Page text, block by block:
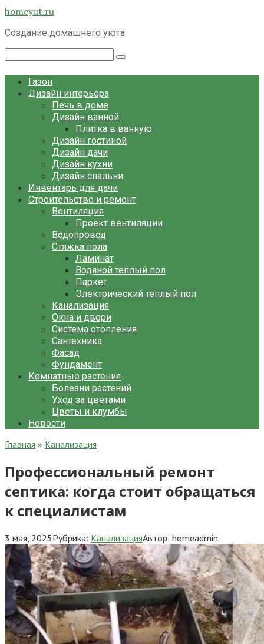
Перейти
контенту
homeyut.ru
Создание домашнего уюта
Газон
Дизайн интерьера
Печь в доме
Дизайн ванной
Плитка в ванную
Дизайн гостиной
Дизайн дачи
Дизайн кухни
Дизайн спальни
Инвентарь для дачи
Строительство и ремонт
Вентиляция
Проект вентиляции
Водопровод
Стяжка пола
Ламинат
Водяной теплый пол
Паркет
Электрический теплый пол
Канализация
Окна и двери
Система отопления
Сантехника
Фасад
Фундамент
Комнатные растения
Болезни растений
Уход за цветами
Цветы и клумбы
Новости
Главная » Канализация
Профессиональный ремонт
септика: когда стоит обращаться
к специалистам
3 мая, 2025Рубрика: КанализацияАвтор: homeadmin